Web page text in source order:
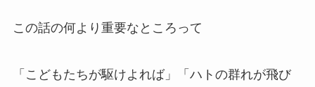
この話の何より重要なところって
「こどもたちが駆けよれば」「ハトの群れが飛び